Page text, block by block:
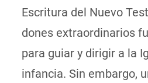
Escritura del Nuevo
dones extraordinarios
para guiar y dirigir a la
infancia. Sin embargo,